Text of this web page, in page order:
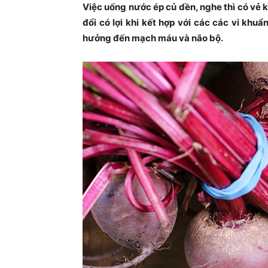
Việc uống nước ép củ dền, nghe thì có vẻ
đổi có lợi khi kết hợp với các các vi
hưởng đến mạch máu và não bộ.